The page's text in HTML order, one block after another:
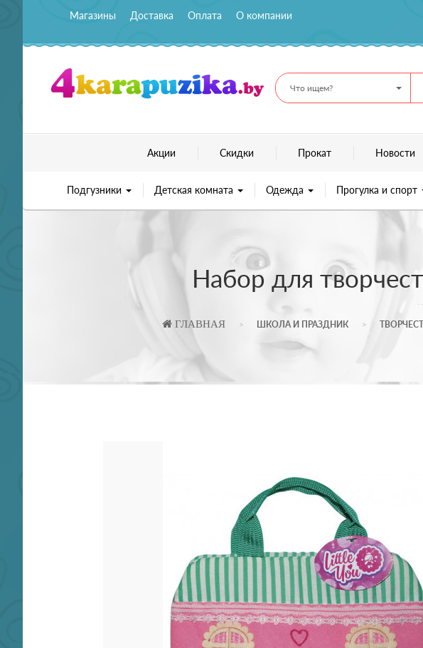
Магазины Доставка Оплата О компании
Что ищем?
Акции Скидки Прокат Новости
Подгузники Детская комната Одежда Прогулка и спорт
Набор для
ГЛАВНАЯ ШКОЛА И ПРАЗДНИК